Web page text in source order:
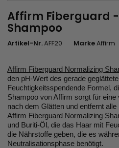
Affirm Fiberguard
Shampoo
Artikel-Nr.AFF20 MarkeAffirm
Affirm Fiberguard Normalizing
den pH-Wert des gerade
Feuchtigkeitsspendende Formel,
Shampoo von Affirm sorgt für
nach dem Glätten und entfernt
Affirm Fiberguard Normalizing
und Buriti-Öl, die das Haar mit
die Nährstoffe geben, die es
Neutralisationsphase benötigt.